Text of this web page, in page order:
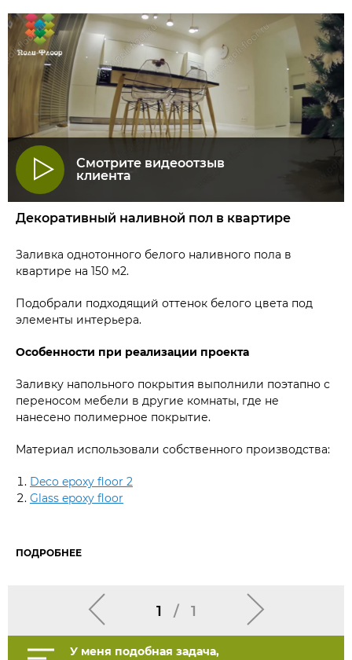
Смотрите видеоотзыв
клиента
Декоративный наливной пол в квартире
Заливка однотонного белого наливного пола в
квартире на 150 м2.
Подобрали подходящий оттенок белого цвета под
элементы интерьера.
Особенности при реализации проекта
Заливку напольного покрытия выполнили поэтапно с
переносом мебели в другие комнаты, где не
нанесено полимерное покрытие.
Материал использовали собственного производства:
Deco epoxy floor 2
Glass epoxy floor
ПОДРОБНЕЕ
1 / 1
У меня подобная задача,